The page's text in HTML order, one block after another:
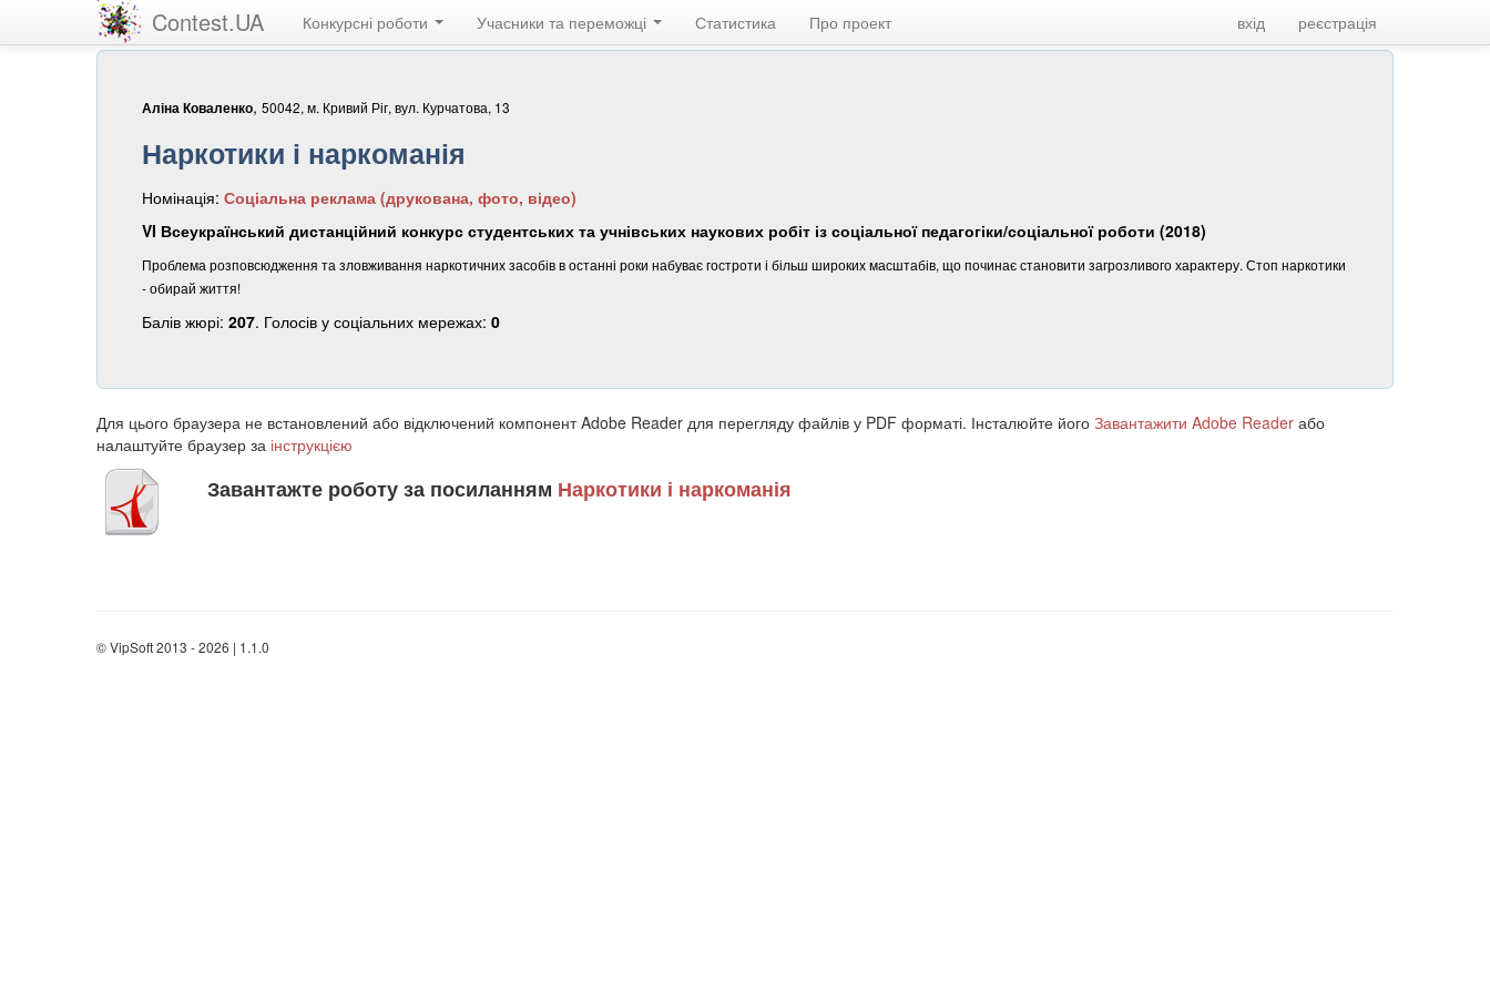
Contest.UA Конкурсні роботи Учасники та переможці Статистика Про проект вхід реєстрація
Аліна Коваленко, 50042, м. Кривий Ріг, вул. Курчатова, 13
Наркотики і наркоманія
Номінація: Соціальна реклама (друкована, фото, відео)
VI Всеукраїнський дистанційний конкурс студентських та учнівських наукових робіт із соціальної педагогіки/соціальної роботи (2018)
Проблема розповсюдження та зловживання наркотичних засобів в останні роки набуває гостроти і більш широких масштабів, що починає становити загрозливого характеру. Стоп наркотики
- обирай життя!
Балів жюрі: 207. Голосів у соціальних мережах: 0
Для цього браузера не встановлений або відключений компонент Adobe Reader для перегляду файлів у PDF форматі. Інсталюйте його Завантажити Adobe Reader або
налаштуйте браузер за інструкцією
Завантажте роботу за посиланням Наркотики і наркоманія
© VipSoft 2013 - 2026 | 1.1.0